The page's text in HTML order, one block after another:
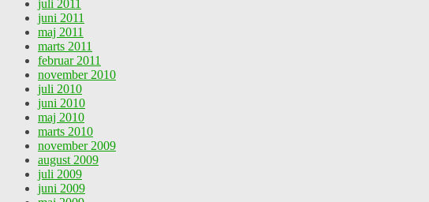
juli 2011
juni 2011
maj 2011
marts 2011
februar 2011
november 2010
juli 2010
juni 2010
maj 2010
marts 2010
november 2009
august 2009
juli 2009
juni 2009